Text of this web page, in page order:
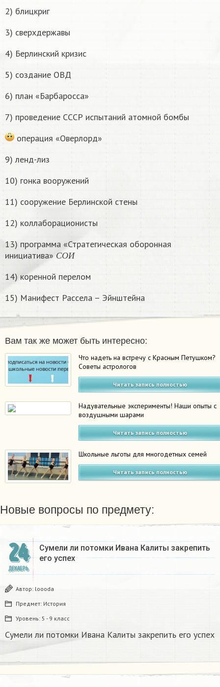
2) блицкриг
3) сверхдержавы
4) Берлинский кризис
5) создание ОВД
6) план «Барбаросса»
7) проведение СССР испытаний атомной бомбы
операция «Оверлорд»
9) ленд-лиз
10) гонка вооружений
11) сооружение Берлинской стены
12) коллаборационисты
13) программа «Стратегическая оборонная
инициатива»
С О И
СОИ
14) коренной перелом
15) Манифест Рассела – Эйнштейна
Вам так же может быть интересно:
Что надеть на встречу с Красным Петушком?
Советы астрологов
Читать запись полностью
Надувательные эксперименты! Наши опыты с
воздушными шарами
Читать запись полностью
Школьные льготы для многодетных семей
Читать запись полностью
Новые вопросы по предмету:
24
ДЕКАБРЬ
Сумели ли потомки Ивана Калиты закрепить
его успех
Автор: loooda
Предмет: История
Уровень: 5 - 9 класс
Сумели ли потомки Ивана Калиты закрепить его успех